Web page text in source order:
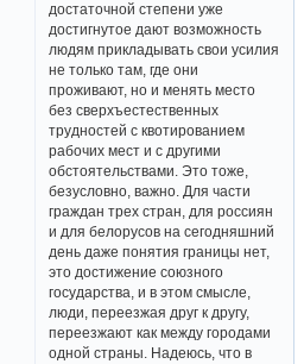
достаточной степени уже
достигнутое дают возможность
людям прикладывать свои усилия
не только там, где они
проживают, но и менять место
без сверхъестественных
трудностей с квотированием
рабочих мест и с другими
обстоятельствами. Это тоже,
безусловно, важно. Для части
граждан трех стран, для россиян
и для белорусов на сегодняшний
день даже понятия границы нет,
это достижение союзного
государства, и в этом смысле,
люди, переезжая друг к другу,
переезжают как между городами
одной страны. Надеюсь, что в